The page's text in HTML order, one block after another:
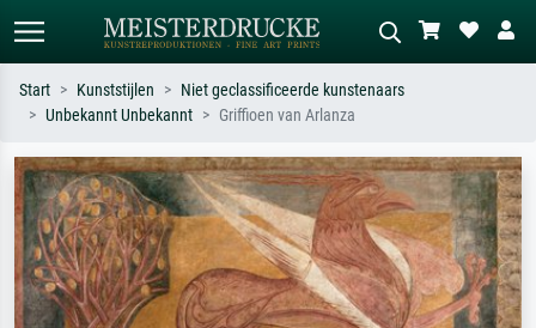
Zoek op kunstenaar, titel of stijl – bijv.
Monet, Sterrennacht, impressionisme,
Hokusai-golf, naakt.
Beschrijf de scène – bijv. groene
weide, abstract met veel rood, donker
olieverfschilderij, staand naakt naast
een boom.
Start Kunststijlen
Niet geclassificeerde kunstenaars
Unbekannt Unbekannt
Griffioen van Arlanza